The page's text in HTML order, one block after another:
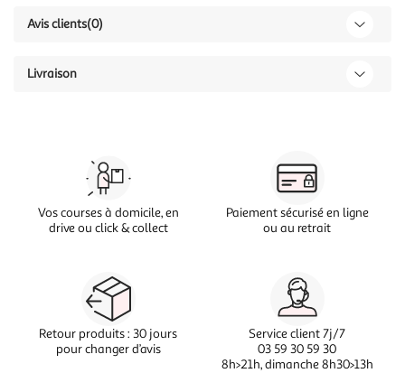
Avis clients(0)
Livraison
Vos courses à domicile, en
drive ou click & collect
Paiement sécurisé en ligne
ou au retrait
Retour produits : 30 jours
pour changer d’avis
Service client 7j/7
03 59 30 59 30
8h>21h, dimanche 8h30>13h